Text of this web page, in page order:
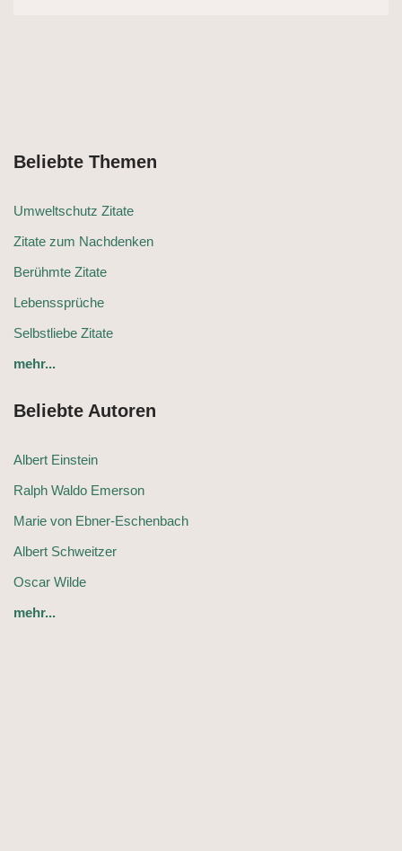
Beliebte Themen
Umweltschutz Zitate
Zitate zum Nachdenken
Berühmte Zitate
Lebenssprüche
Selbstliebe Zitate
mehr...
Beliebte Autoren
Albert Einstein
Ralph Waldo Emerson
Marie von Ebner-Eschenbach
Albert Schweitzer
Oscar Wilde
mehr...